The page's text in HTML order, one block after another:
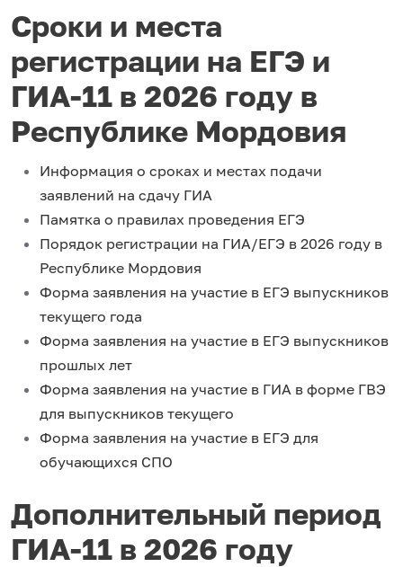
Сроки и места
регистрации на ЕГЭ и
ГИА-11 в 2026 году в
Республике Мордовия
Информация о сроках и местах подачи
заявлений на сдачу ГИА
Памятка о правилах проведения ЕГЭ
Порядок регистрации на ГИА/ЕГЭ в 2026 году в
Республике Мордовия
Форма заявления на участие в ЕГЭ выпускников
текущего года
Форма заявления на участие в ЕГЭ выпускников
прошлых лет
Форма заявления на участие в ГИА в форме ГВЭ
для выпускников текущего
Форма заявления на участие в ЕГЭ для
обучающихся СПО
Дополнительный период
ГИА-11 в 2026 году